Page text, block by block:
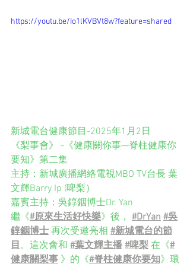
https://youtu.be/Io1lKVBVt8w?feature=shared
新城電台健康節目-2025年1月2日
《梨事會》 -《健康關你事—脊柱健康你
要知》第二集
主持：新城廣播網絡電視MBO TV台長 葉
文輝Barry Ip (啤梨）
嘉賓主持：吳錞銦博士Dr. Yan
繼《#原來生活好快樂》後， #DrYan #吳
錞銦博士 再次受邀亮相 #新城電台的節
目 。這次會和 #葉文輝主播 #啤梨 在《#
健康關梨事 》的《#脊柱健康你要知》環